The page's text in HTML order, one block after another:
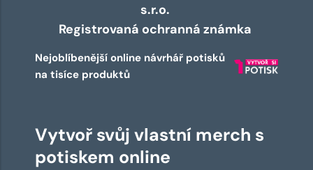
s.r.o.
Registrovaná ochranná známka
Nejoblíbenější online návrhář potisků
na tisíce produktů
Vytvoř svůj vlastní merch s
potiskem online